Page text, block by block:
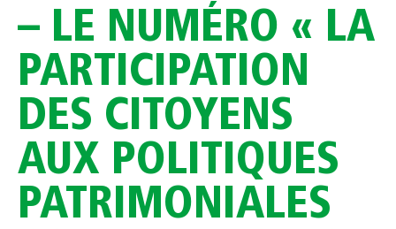
– LE NUMÉRO « LA
PARTICIPATION
DES CITOYENS
AUX POLITIQUES
PATRIMONIALES